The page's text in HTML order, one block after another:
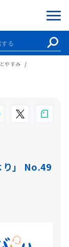
やすみ
り」 No.49